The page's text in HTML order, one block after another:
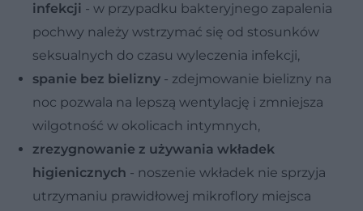
infekcji - w przypadku bakteryjnego zapalenia
pochwy należy wstrzymać się od stosunków
seksualnych do czasu wyleczenia infekcji,
spanie bez bielizny - zdejmowanie bielizny na
noc pozwala na lepszą wentylację i zmniejsza
wilgotność w okolicach intymnych,
zrezygnowanie z używania wkładek
higienicznych - noszenie wkładek nie sprzyja
utrzymaniu prawidłowej mikroflory miejsca